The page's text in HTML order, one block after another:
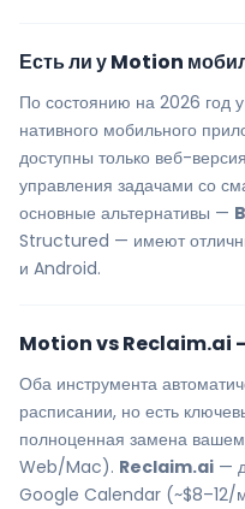
Есть ли у Motion
По состоянию на 2026 год
нативного мобильного
доступны только веб-
управления задачами со
основные альтернативы —
Structured — имеют
и Android.
Motion vs Reclaim.ai
Оба инструмента
расписании, но есть
полноценная замена
Web/Mac). Reclaim.ai —
Google Calendar (~$8–12/